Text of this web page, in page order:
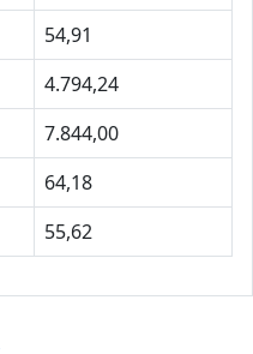
54,91
4.794,24
7.844,00
64,18
55,62